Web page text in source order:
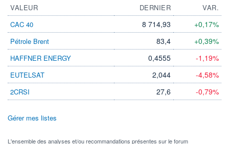
VALEUR DERNIER
VAR.
CAC 40
8 714,93 +0,17%
Pétrole Brent 83,4 +0,39%
HAFFNER ENERGY 0,4555 -1,19%
EUTELSAT 2,044 -4,58%
2CRSI 27,6 -0,79%
Gérer mes listes
L'ensemble des analyses et/ou recommandations présentes sur le forum